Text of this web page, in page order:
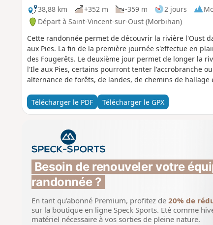
38,88 km
+352 m -359 m 2 jours
Départ à Saint-Vincent-sur-Oust (Morbihan)
Cette randonnée permet de découvrir la rivière l'Oust
aux Pies. La fin de la première journée s'effectue en
des Fougerêts. Le deuxième jour permet de longer la
l'Ile aux Pies, certains pourront tenter l'accrobranche
alternance de forêts, de landes, de chemins de hallage
Télécharger le PDF Télécharger le GPX
Besoin de renouveler votre
randonnée ?
En tant qu’abonné Premium, profitez de 20% de
sur la boutique en ligne Speck Sports. Eté comme
matériel nécessaire à vos sorties de pleine nature.